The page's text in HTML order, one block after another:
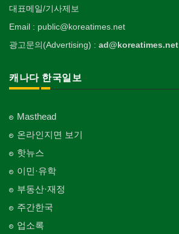
대표메일/기사제보
Email : public@koreatimes.net
광고문의(Advertising) : ad@koreatimes.net
캐나다 한국일보
Masthead
온라인지면 보기
핫뉴스
이민·유학
부동산·재정
주간한국
업소록